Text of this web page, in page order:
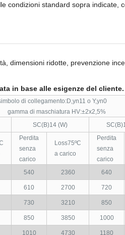
condizioni standard sopra indicate,
dimensioni ridotte, prevenzione
in base alle esigenze del cliente.
o Y,yn0
di maschiatura HV:±2x2,5%
SC(B)14 (W)
Perdita
senza
carico
Loss75ºC
a carico
Perdita
senza
carico
540 2360 640
610 2700 720
730 3210 850
850 3850 1000
1010 4730 1180